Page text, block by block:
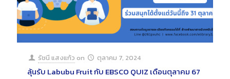
รัชนี แสงแก้ว on ตุลาคม 7, 2024
ลุ้นรับ Labubu Fruit กับ EBSCO QUIZ เดือนตุลาคม 67